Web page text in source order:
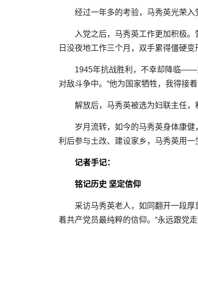
经过一年多的考验，马秀英光荣入
入党之后，马秀英工作更加积极
日没夜地工作三个月，双手累得僵硬
1945年抗战胜利，不幸却降临——
对敌斗争中。“他为国家牺牲，我得接
解放后，马秀英被选为妇联主任，
岁月流转，如今的马秀英身体康
利后参与土改、建设家乡，马秀英用一
记者手记：
铭记历史 坚定信仰
采访马秀英老人，如同翻开一段
着共产党员最纯粹的信仰。“永远跟党